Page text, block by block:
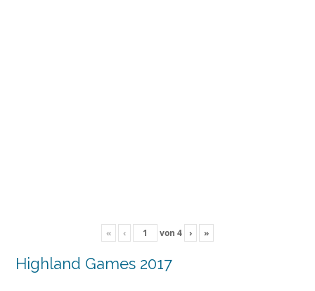
« ‹ von 4 › »
Highland Games 2017